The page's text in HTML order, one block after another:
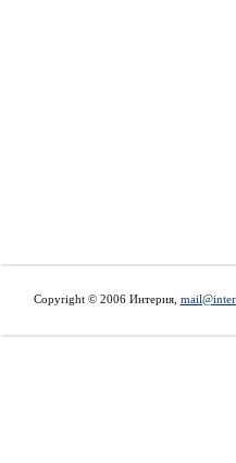
Copyright © 2006 Интерия,